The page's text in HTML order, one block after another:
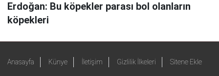
Erdoğan: Bu köpekler parası bol olanların
köpekleri
Anasayfa Künye İletişim Gizlilik İlkeleri Sitene Ekle